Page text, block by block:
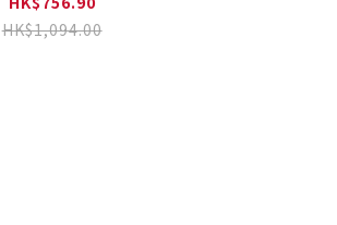
HK$1,094.00